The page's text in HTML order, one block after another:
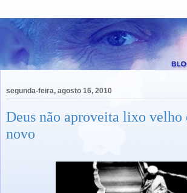
segunda-feira, agosto 16, 2010
Deus não aproveita lixo velho
novo